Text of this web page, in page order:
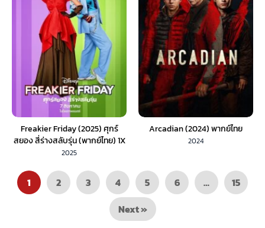
Freakier Friday (2025) ศุกร์
สยอง สี่ร่างสลับรุ่น (พากย์ไทย) 1X
2025
Arcadian (2024) พากย์ไทย
2024
1 2 3 4 5 6 …
15
Next »